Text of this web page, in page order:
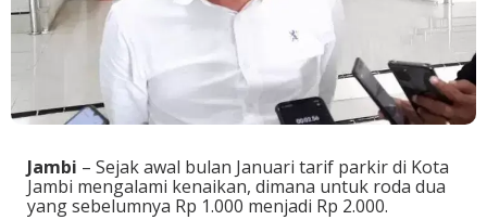
Jambi – Sejak awal bulan Januari tarif parkir di Kota
Jambi mengalami kenaikan, dimana untuk roda dua
yang sebelumnya Rp 1.000 menjadi Rp 2.000.